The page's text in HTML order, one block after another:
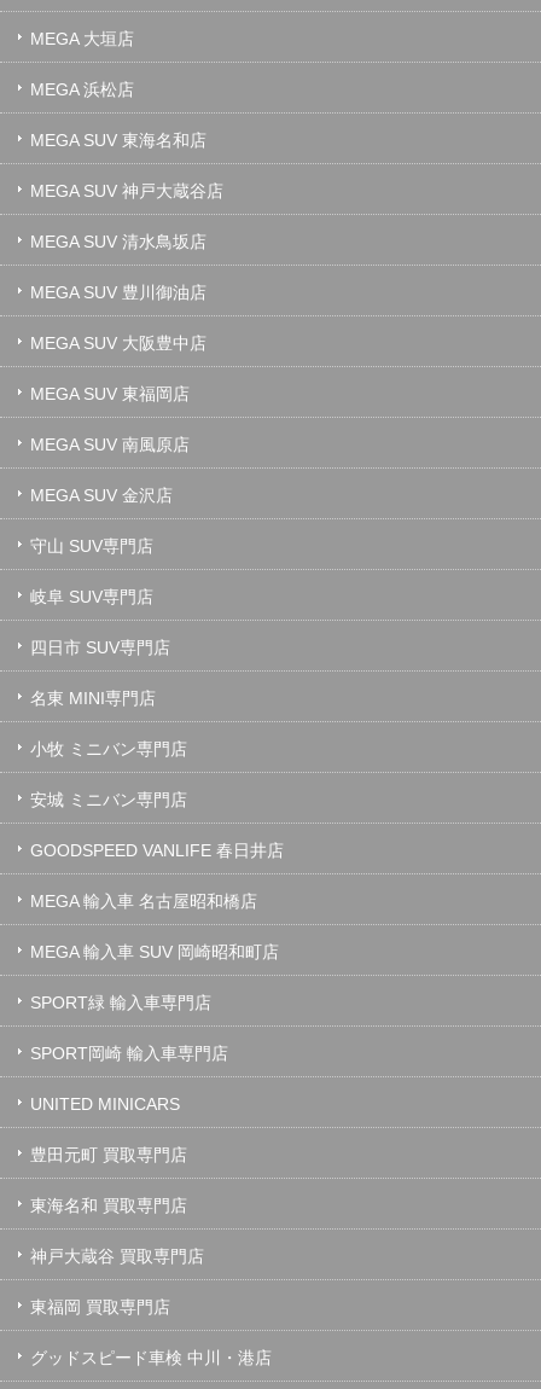
MEGA 大垣店
MEGA 浜松店
MEGA SUV 東海名和店
MEGA SUV 神戸大蔵谷店
MEGA SUV 清水鳥坂店
MEGA SUV 豊川御油店
MEGA SUV 大阪豊中店
MEGA SUV 東福岡店
MEGA SUV 南風原店
MEGA SUV 金沢店
守山 SUV専門店
岐阜 SUV専門店
四日市 SUV専門店
名東 MINI専門店
小牧 ミニバン専門店
安城 ミニバン専門店
GOODSPEED VANLIFE 春日井店
MEGA 輸入車 名古屋昭和橋店
MEGA 輸入車 SUV 岡崎昭和町店
SPORT緑 輸入車専門店
SPORT岡崎 輸入車専門店
UNITED MINICARS
豊田元町 買取専門店
東海名和 買取専門店
神戸大蔵谷 買取専門店
東福岡 買取専門店
グッドスピード車検 中川・港店